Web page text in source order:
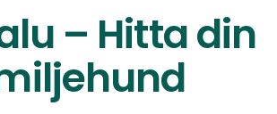
– Hitta din